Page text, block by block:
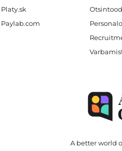
Platy.sk
Paylab.com
A better world